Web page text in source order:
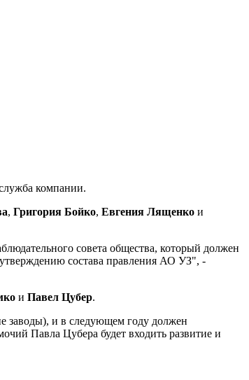
компании.
, Григория Бойко, Евгения Лященко и
совета общества, который должен
состава правления АО УЗ", -
и Павел Цубер.
заводы), и в следующем году должен
Павла Цубера будет входить развитие и